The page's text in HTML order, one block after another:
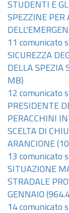
STUDENTI E
SPEZZINE PER
11 comunicato
SICUREZZA
DELLA SPEZIA
MB)
12 comunicato
PRESIDENTE
PERACCHINI
SCELTA DI
ARANCIONE
13 comunicato
SITUAZIONE
STRADALE
GENNAIO
14 comunicato